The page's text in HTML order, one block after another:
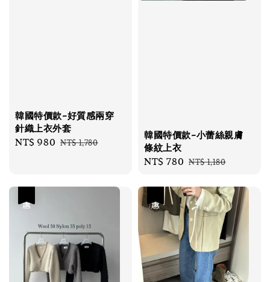
韓國特價款-好質感兩穿
針織上衣外套
Sale
NT$ 980 Regular
NT$ 1,780
韓國特價款-小蕾絲親膚
條紋上衣
Sale
NT$ 780 Regular
NT$ 1,180